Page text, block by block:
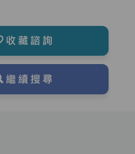
收藏諮詢
繼續搜尋